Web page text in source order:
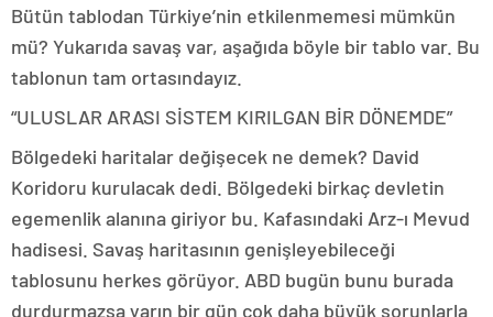
Bütün tablodan Türkiye’nin etkilenmemesi mümkün
mü? Yukarıda savaş var, aşağıda böyle bir tablo var. Bu
tablonun tam ortasındayız.
“ULUSLAR ARASI SİSTEM KIRILGAN BİR DÖNEMDE”
Bölgedeki haritalar değişecek ne demek? David
Koridoru kurulacak dedi. Bölgedeki birkaç devletin
egemenlik alanına giriyor bu. Kafasındaki Arz-ı Mevud
hadisesi. Savaş haritasının genişleyebileceği
tablosunu herkes görüyor. ABD bugün bunu burada
durdurmazsa yarın bir gün çok daha büyük sorunlarla